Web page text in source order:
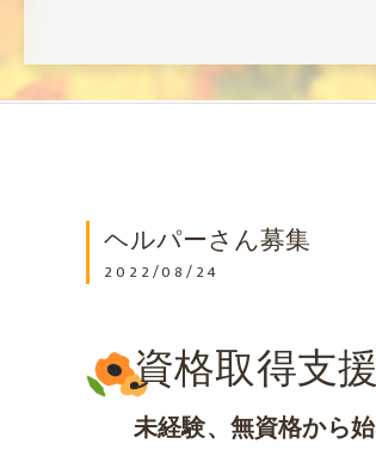
ヘルパーさん募集
2022/08/24
未経験、無資格から
資格取得支